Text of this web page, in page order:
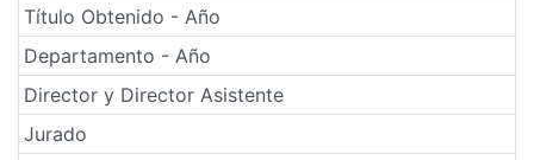
Título Obtenido - Año
Departamento - Año
Director y Director Asistente
Jurado